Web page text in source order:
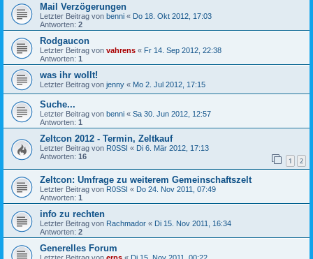
Mail Verzögerungen
Letzter Beitrag von benni « Do 18. Okt 2012, 17:03
Antworten: 2
Rodgaucon
Letzter Beitrag von vahrens « Fr 14. Sep 2012, 22:38
Antworten: 1
was ihr wollt!
Letzter Beitrag von jenny « Mo 2. Jul 2012, 17:15
Suche...
Letzter Beitrag von benni « Sa 30. Jun 2012, 12:57
Antworten: 1
Zeltcon 2012 - Termin, Zeltkauf
Letzter Beitrag von R0SSI « Di 6. Mär 2012, 17:13
Antworten: 16 1 2
Zeltcon: Umfrage zu weiterem Gemeinschaftszelt
Letzter Beitrag von R0SSI « Do 24. Nov 2011, 07:49
Antworten: 1
info zu rechten
Letzter Beitrag von Rachmador « Di 15. Nov 2011, 16:34
Antworten: 2
Generelles Forum